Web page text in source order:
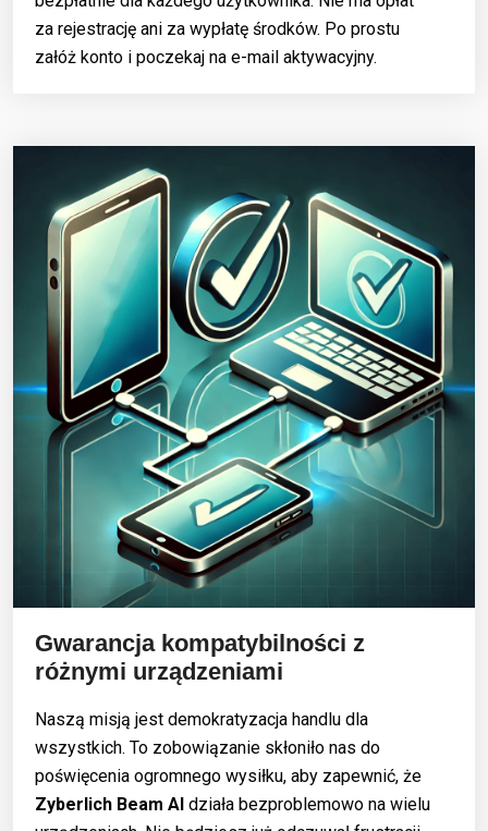
za rejestrację ani za wypłatę środków. Po prostu
załóż konto i poczekaj na e-mail aktywacyjny.
Gwarancja kompatybilności z
różnymi urządzeniami
Naszą misją jest demokratyzacja handlu dla
wszystkich. To zobowiązanie skłoniło nas do
poświęcenia ogromnego wysiłku, aby zapewnić, że
Zyberlich Beam AI działa bezproblemowo na wielu